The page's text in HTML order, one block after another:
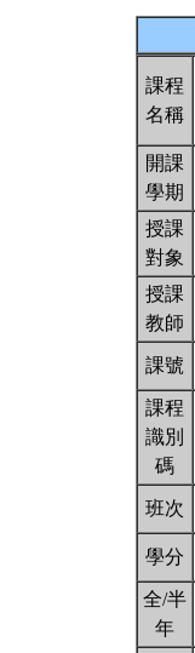
課程
名稱
開課
學期
授課
對象
授課
教師
課號
課程
識別
碼
班次
學分
全/半
年